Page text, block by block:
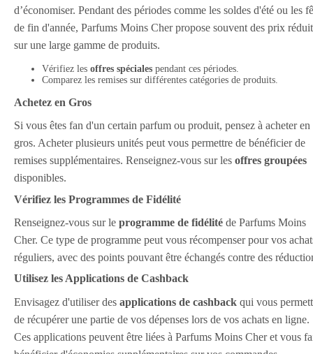
d’économiser. Pendant des périodes comme les soldes d'été ou les
de fin d'année, Parfums Moins Cher propose souvent des prix
sur une large gamme de produits.
Vérifiez les offres spéciales pendant ces périodes.
Comparez les remises sur différentes catégories de produits.
Achetez en Gros
Si vous êtes fan d'un certain parfum ou produit, pensez à acheter en
gros. Acheter plusieurs unités peut vous permettre de bénéficier de
remises supplémentaires. Renseignez-vous sur les offres groupées
disponibles.
Vérifiez les Programmes de Fidélité
Renseignez-vous sur le programme de fidélité de Parfums Moins
Cher. Ce type de programme peut vous récompenser pour vos
réguliers, avec des points pouvant être échangés contre des
Utilisez les Applications de Cashback
Envisagez d'utiliser des applications de cashback qui vous
de récupérer une partie de vos dépenses lors de vos achats en ligne.
Ces applications peuvent être liées à Parfums Moins Cher et vous